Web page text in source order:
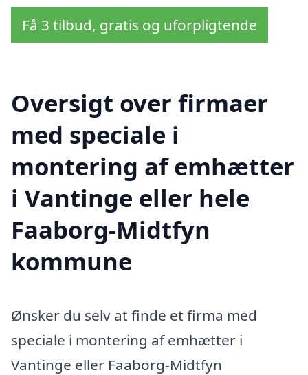
Få 3 tilbud, gratis og uforpligtende
Oversigt over firmaer
med speciale i
montering af emhætter
i Vantinge eller hele
Faaborg-Midtfyn
kommune
Ønsker du selv at finde et firma med
speciale i montering af emhætter i
Vantinge eller Faaborg-Midtfyn